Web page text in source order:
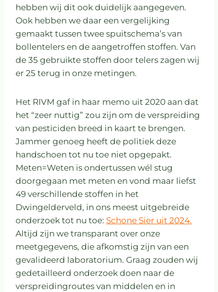
hebben wij dit ook duidelijk aangegeven.
Ook hebben we daar een vergelijking
gemaakt tussen twee spuitschema’s van
bollentelers en de aangetroffen stoffen. Van
de 35 gebruikte stoffen door telers zagen wij
er 25 terug in onze metingen.
Het RIVM gaf in haar memo uit 2020 aan dat
het “zeer nuttig” zou zijn om de verspreiding
van pesticiden breed in kaart te brengen.
Jammer genoeg heeft de politiek deze
handschoen tot nu toe niet opgepakt.
Meten=Weten is ondertussen wél stug
doorgegaan met meten en vond maar liefst
49 verschillende stoffen in het
Dwingelderveld, in ons meest uitgebreide
onderzoek tot nu toe: Schone Sier uit 2024.
Altijd zijn we transparant over onze
meetgegevens, die afkomstig zijn van een
gevalideerd laboratorium. Graag zouden wij
gedetailleerd onderzoek doen naar de
verspreidingroutes van middelen en in